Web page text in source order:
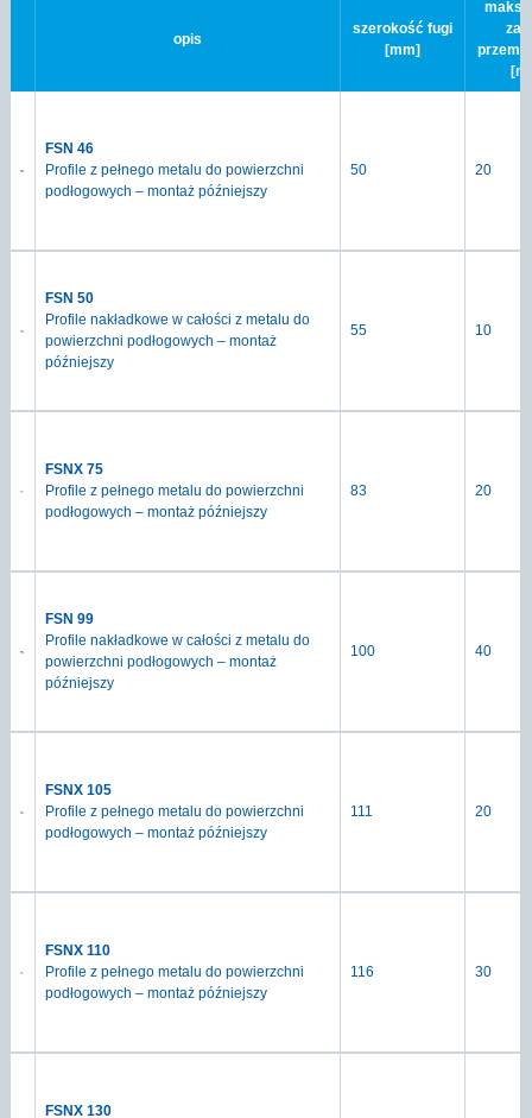
opis
szerokość fugi
[mm]
FSN 46
Profile z pełnego metalu do powierzchni
podłogowych – montaż późniejszy
50 20
FSN 50
Profile nakładkowe w całości z metalu do
powierzchni podłogowych – montaż
późniejszy
55 10
FSNX 75
Profile z pełnego metalu do powierzchni
podłogowych – montaż późniejszy
83 20
FSN 99
Profile nakładkowe w całości z metalu do
powierzchni podłogowych – montaż
późniejszy
100 40
FSNX 105
Profile z pełnego metalu do powierzchni
podłogowych – montaż późniejszy
111 20
FSNX 110
Profile z pełnego metalu do powierzchni
podłogowych – montaż późniejszy
116 30
FSNX 130